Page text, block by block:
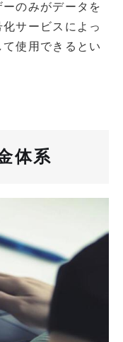
のみがデータを
サービスによっ
使用できるとい
体系